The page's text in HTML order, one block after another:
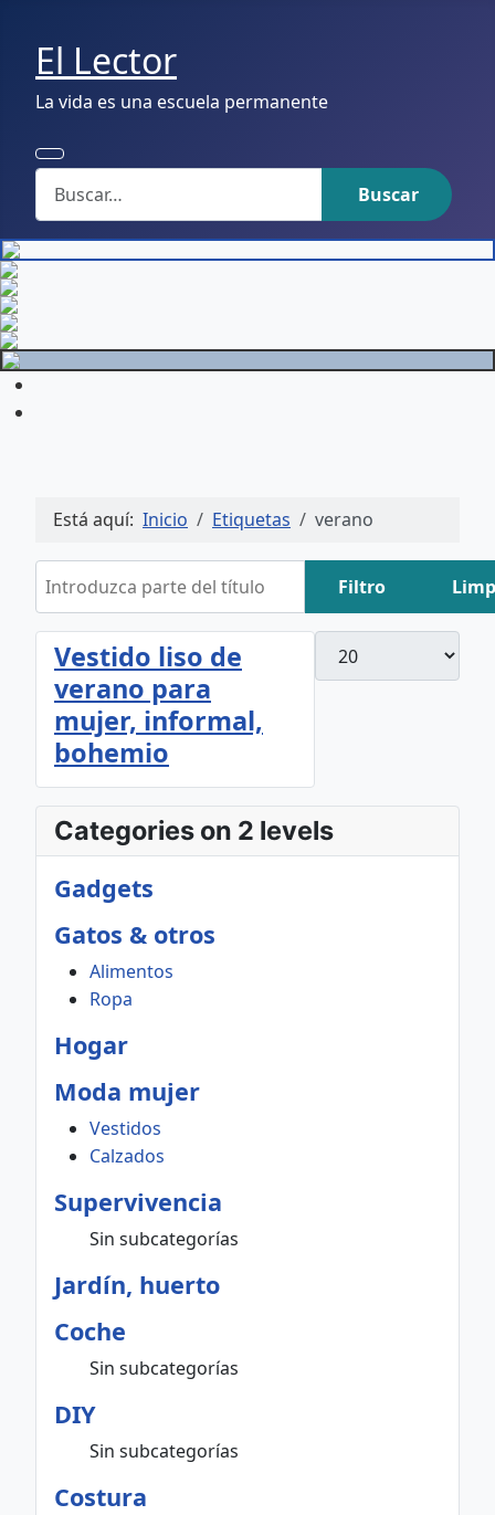
El Lector
La vida es una escuela permanente
Buscar
Buscar
Está aquí: Inicio Etiquetas verano
Filtro
Vestido liso de
verano para
mujer, informal,
bohemio
Categories on 2 levels
Gadgets
Gatos & otros
Alimentos
Ropa
Hogar
Moda mujer
Vestidos
Calzados
Supervivencia
Sin subcategorías
Jardín, huerto
Coche
Sin subcategorías
DIY
Sin subcategorías
Costura